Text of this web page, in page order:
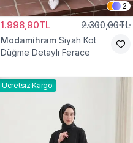
2
1.998,90TL 2.300,00TL
Modamihram Siyah Kot
Düğme Detaylı Ferace
Ücretsiz Kargo